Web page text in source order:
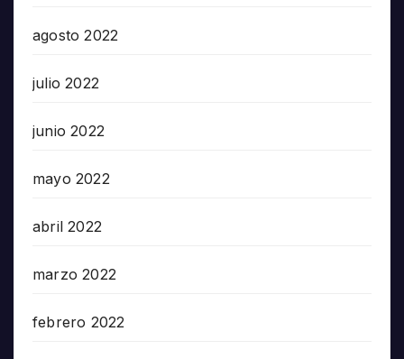
agosto 2022
julio 2022
junio 2022
mayo 2022
abril 2022
marzo 2022
febrero 2022